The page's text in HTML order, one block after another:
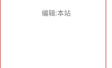
编辑:本站